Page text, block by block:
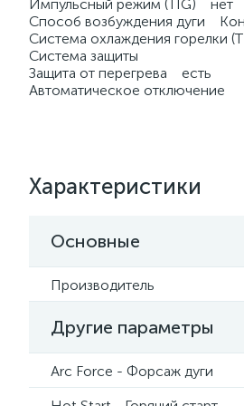
Импульсный режим (TIG) нет
Способ возбуждения дуги
Система охлаждения горелки
Система защиты
Защита от перегрева есть
Автоматическое отключение
Характеристики
Основные
Производитель
Другие параметры
Arc Force - Форсаж дуги